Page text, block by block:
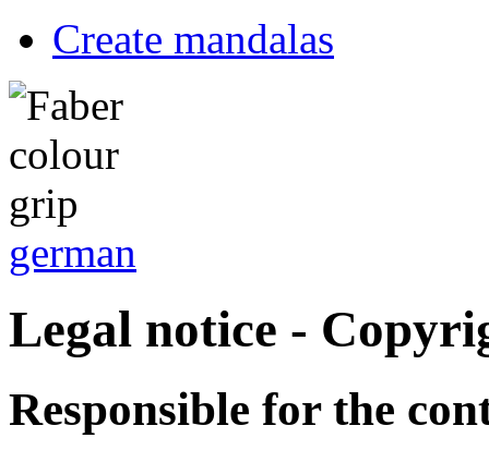
Create mandalas
german
Legal notice -
Responsible for the